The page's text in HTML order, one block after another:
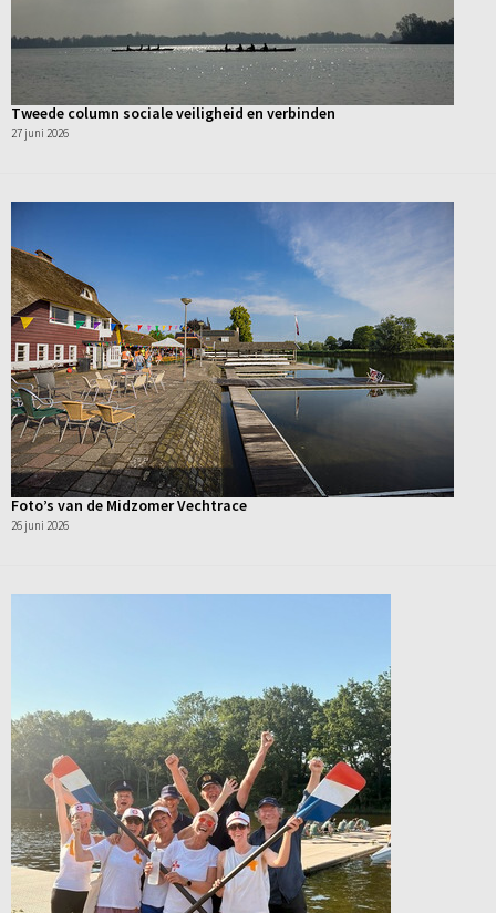
Tweede column sociale veiligheid en verbinden
27 juni 2026
Foto’s van de Midzomer Vechtrace
26 juni 2026